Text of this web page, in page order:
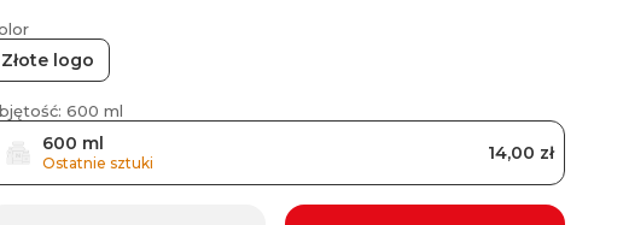
Złote logo
600 ml
600 ml
Ostatnie sztuki 14,00 zł